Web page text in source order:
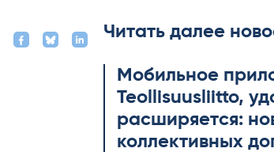
Читать далее
Мобильное
Teol­li­suus­liitto,
расширяется:
коллективных